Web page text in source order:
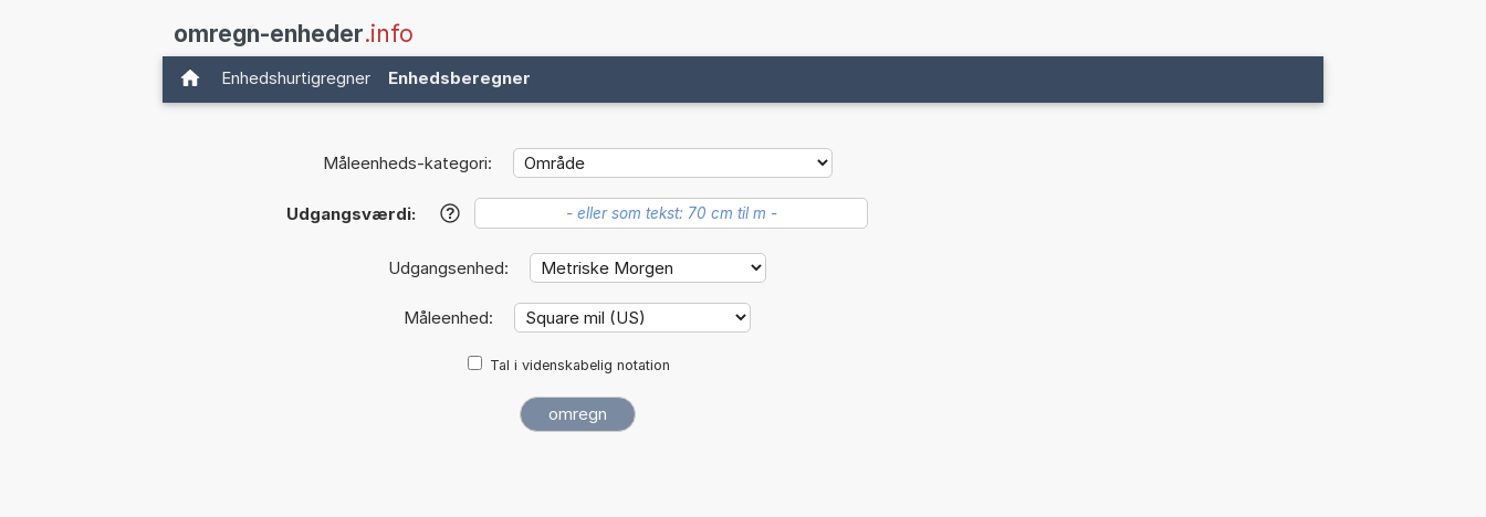
omregn-enheder.info
Enhedshurtigregner Enhedsberegner
Måleenheds-kategori:
Udgangsværdi: ?
Udgangsenhed:
Måleenhed:
Tal i videnskabelig notation